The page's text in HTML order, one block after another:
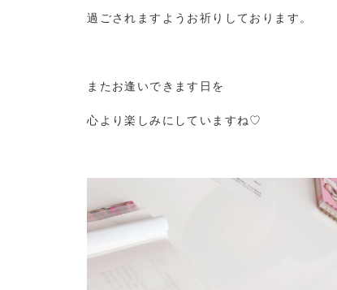
過ごされますようお祈りしております。
またお逢いできます日を
心より楽しみにしていますね♡